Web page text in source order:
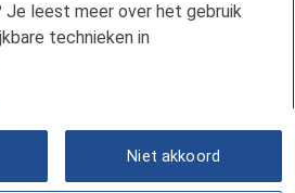
leest meer over het gebruik
technieken in
Niet akkoord